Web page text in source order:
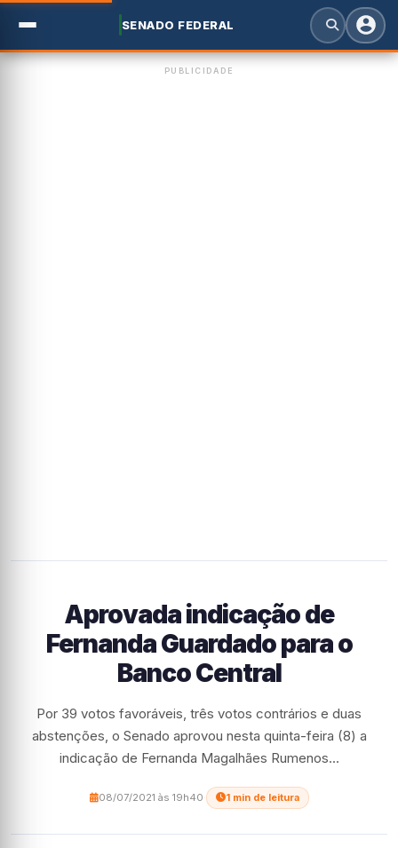
SENADO FEDERAL
PUBLICIDADE
Aprovada indicação de
Fernanda Guardado para o
Banco Central
Por 39 votos favoráveis, três votos contrários e duas
abstenções, o Senado aprovou nesta quinta-feira (8) a
indicação de Fernanda Magalhães Rumenos...
08/07/2021 às 19h40 1 min de leitura